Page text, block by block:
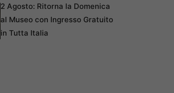
2 Agosto: Ritorna la Domenica
al Museo con Ingresso Gratuito
in Tutta Italia